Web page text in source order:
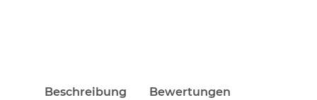
Beschreibung Bewertungen